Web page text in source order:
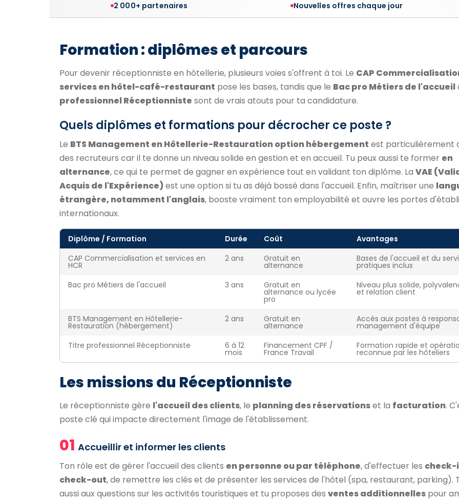
2 000+ partenaires Nouvelles offres chaque jour
Formation : diplômes et parcours
Pour devenir réceptionniste en hôtellerie, plusieurs voies s'offrent à toi. Le CAP
services en hôtel-café-restaurant pose les bases, tandis que le Bac pro Métiers de l'accueil
professionnel Réceptionniste sont de vrais atouts pour ta candidature.
Quels diplômes et formations pour décrocher ce poste ?
Le BTS Management en Hôtellerie-Restauration option hébergement est particulièrement
des recruteurs car il te donne un niveau solide en gestion et en accueil. Tu peux aussi te former en
alternance, ce qui te permet de gagner en expérience tout en validant ton diplôme. La VAE
Acquis de l'Expérience) est une option si tu as déjà bossé dans l'accueil. Enfin, maîtriser une
étrangère, notamment l'anglais, booste vraiment ton employabilité et ouvre les portes
internationaux.
Diplôme / Formation Durée Coût
Avantages
CAP Commercialisation et services en
HCR
2 ans Gratuit en
alternance
Bases de l'accueil et du
pratiques inclus
Bac pro Métiers de l'accueil
3 ans Gratuit en
alternance ou lycée
pro
Niveau plus solide,
et relation client
BTS Management en Hôtellerie-
Restauration (hébergement)
2 ans Gratuit en
alternance
Accès aux postes à
management d'équipe
Titre professionnel Réceptionniste
6 à 12
mois
Financement CPF /
France Travail
Formation rapide et
reconnue par les hôteliers
Les missions du Réceptionniste
Le réceptionniste gère l'accueil des clients, le planning des réservationset la facturation.
poste clé qui impacte directement l'image de l'établissement.
01 Accueillir et informer les clients
Ton rôle est de gérer l'accueil des clients en personne ou par téléphone, d'effectuer les check-
check-out, de remettre les clés et de présenter les services de l'hôtel (spa, restaurant, parking).
aussi aux questions sur les activités touristiques et tu proposes des ventes additionnelles pour